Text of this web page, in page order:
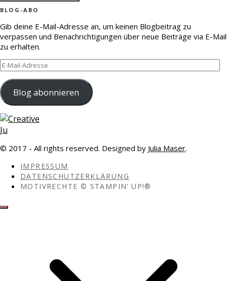
BLOG-ABO
Gib deine E-Mail-Adresse an, um keinen Blogbeitrag zu
verpassen und Benachrichtigungen über neue Beiträge via E-Mail
zu erhalten.
E-
Mail-
Adresse
Blog abonnieren
© 2017 - All rights reserved. Designed by Julia Maser.
IMPRESSUM
DATENSCHUTZERKLÄRUNG
MOTIVRECHTE © STAMPIN’ UP!®